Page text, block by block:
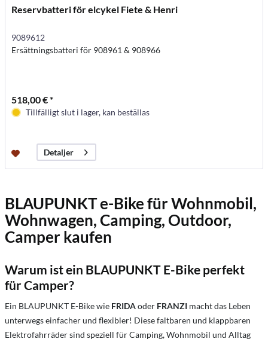
Reservbatteri för elcykel Fiete & Henri
9089612
Ersättningsbatteri för 908961 & 908966
518,00 € *
Tillfälligt slut i lager, kan beställas
Detaljer
BLAUPUNKT e-Bike für Wohnmobil,
Wohnwagen, Camping, Outdoor,
Camper kaufen
Warum ist ein BLAUPUNKT E-Bike perfekt
für Camper?
Ein BLAUPUNKT E-Bike wie FRIDAoder FRANZI macht das Leben
unterwegs einfacher und flexibler! Diese faltbaren und klappbaren
Elektrofahrräder sind speziell für Camping, Wohnmobil und Alltag